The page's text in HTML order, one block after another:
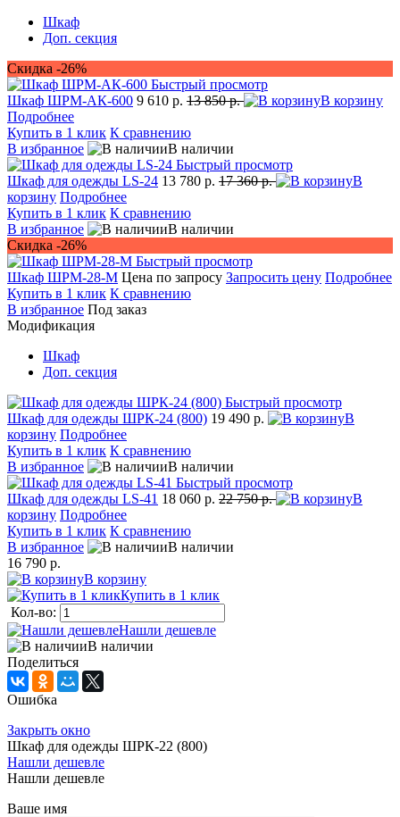
Шкаф
Доп. секция
Скидка -26%
Быстрый просмотр
Шкаф ШРМ-АК-600 9 610 р. 13 850 р.
В корзину
Подробнее
Купить в 1 клик К сравнению
В избранное
В наличии
Быстрый просмотр
Шкаф для одежды LS-24 13 780 р. 17 360 р.
В
корзину Подробнее
Купить в 1 клик К сравнению
В избранное
В наличии
Скидка -26%
Быстрый просмотр
Шкаф ШРМ-28-М Цена по запросу Запросить цену Подробнее
Купить в 1 клик К сравнению
В избранное Под заказ
Модификация
Шкаф
Доп. секция
Быстрый просмотр
Шкаф для одежды ШРК-24 (800) 19 490 р.
В
корзину Подробнее
Купить в 1 клик К сравнению
В избранное
В наличии
Быстрый просмотр
Шкаф для одежды LS-41 18 060 р. 22 750 р.
В
корзину Подробнее
Купить в 1 клик К сравнению
В избранное
В наличии
16 790 р.
В корзину
Купить в 1 клик
Кол-во:
Нашли дешевле
В наличии
Поделиться
Ошибка
Закрыть окно
Шкаф для одежды ШРК-22 (800)
Нашли дешевле
Нашли дешевле
Ваше имя